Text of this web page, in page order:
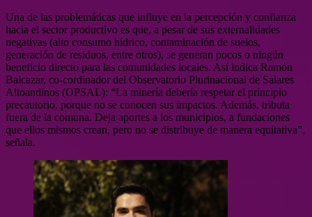
Una de las problemáticas que influye en la percepción y confianza
hacia el sector productivo es que, a pesar de sus externalidades
negativas (alto consumo hídrico, contaminación de suelos,
generación de residuos, entre otros), se generan pocos o ningún
beneficio directo para las comunidades locales. Así indica Ramón
Balcazar, co-cordinador del Observatorio Plurinacional de Salares
Altoandinos (OPSAL): “La minería debería respetar el principio
precautorio, porque no se conocen sus impactos. Además, tributa
fuera de la comuna. Deja aportes a los municipios, a fundaciones
que ellos mismos crean, pero no se distribuye de manera equitativa”,
señala.